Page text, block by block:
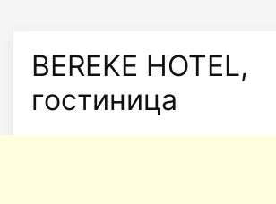
BEREKE HOTEL,
гостиница